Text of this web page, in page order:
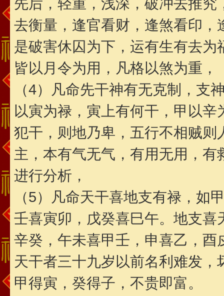
先后，轻重，浅深，破冲去推
去衡量，逢官看财，逢煞看印
是破害休囚为下，运有生有去
皆以月令为用，凡格以煞为重，
（4）凡命先干神有无克制，支
以寅为禄，寅上有何干，甲以
犯干，则地乃卑，五行不相贼
主，本有气无气，有用无用，
进行分析，
（5）凡命天干喜地支有禄，如
壬喜寅卯，戊癸喜巳午。地支
辛癸，午未喜甲壬，申喜乙，
天干者三十九岁以前名利难发
甲得寅，癸得子，不贵即富。